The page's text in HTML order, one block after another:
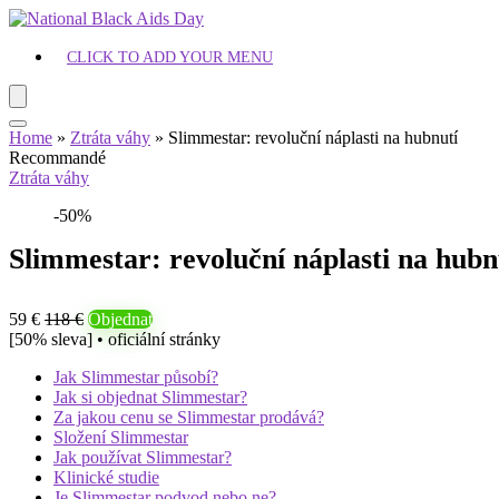
CLICK TO ADD YOUR MENU
Home » Ztráta váhy » Slimmestar: revoluční náplasti na hubnutí
Recommandé
Ztráta váhy
-50%
Slimmestar: revoluční náplasti na
59 € 118 € Objednat
[50% sleva] • oficiální stránky
Jak Slimmestar působí?
Jak si objednat Slimmestar?
Za jakou cenu se Slimmestar prodává?
Složení Slimmestar
Jak používat Slimmestar?
Klinické studie